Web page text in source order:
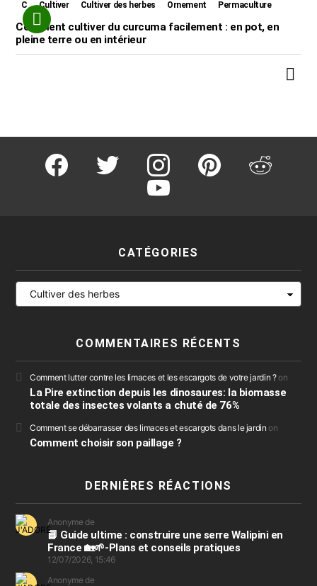
C Cultiver Cultiver des herbes Ornement Permaculture
Comment cultiver du curcuma facilement : en pot, en
pleine terre ou en intérieur
facebook twitter instagram pinterest reddit
youtube
CATÉGORIES
Catégories
COMMENTAIRES RÉCENTS
Comment lutter contre les limaces et les escargots de votre jardin ?on
La Pire extinction depuis les dinosaures: la biomasse
totale des insectes volants a chuté de 76%
Comment se débarrasser des limaces et escargots dans le jardin on
Comment choisir son paillage ?
DERNIÈRES RÉACTIONS
Anonyme de
📘 Guide ultime : construire une serre Walipini en
France 🏡🌱-Plans et conseils pratiques
12/07/2026, 15:46
Anonyme de